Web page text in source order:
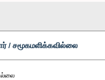
/ சமூகமளிக்கவில்லை